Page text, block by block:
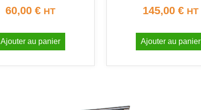
60,00 € HT
Ajouter au panier
145,00 € HT
Ajouter au panier